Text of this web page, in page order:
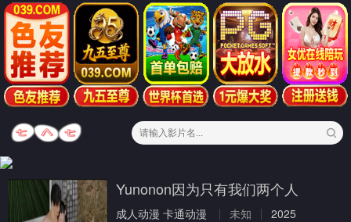
Yunonon因为只有我们两个人
成人动漫 卡通动漫 未知
2025